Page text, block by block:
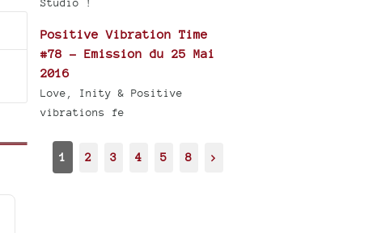
Studio !
Positive Vibration Time
#78 - Emission du 25 Mai
2016
Love, Inity & Positive
vibrations fe
1 2 3 4 5 8 >